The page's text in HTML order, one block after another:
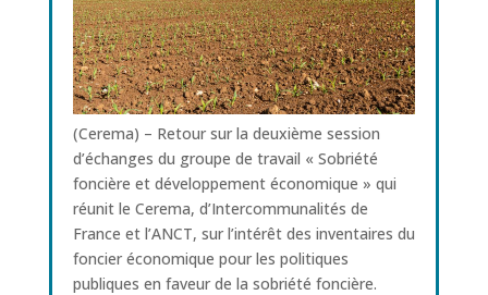
(Cerema) – Retour sur la deuxième session
d’échanges du groupe de travail « Sobriété
foncière et développement économique » qui
réunit le Cerema, d’Intercommunalités de
France et l’ANCT, sur l’intérêt des inventaires du
foncier économique pour les politiques
publiques en faveur de la sobriété foncière.